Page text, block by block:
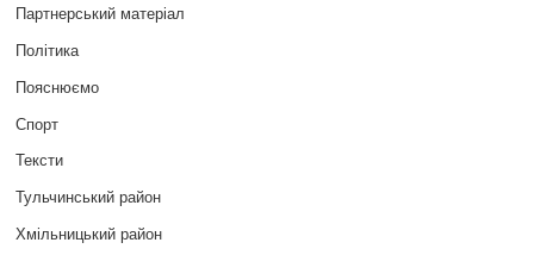
Партнерський матеріал
Політика
Пояснюємо
Спорт
Тексти
Тульчинський район
Хмільницький район